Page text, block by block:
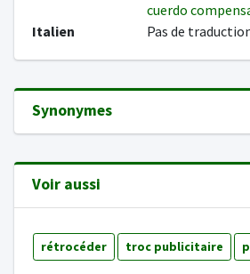
cuerdo
Italien
Pas de
Synonymes
Voir aussi
rétrocéder troc publicitaire